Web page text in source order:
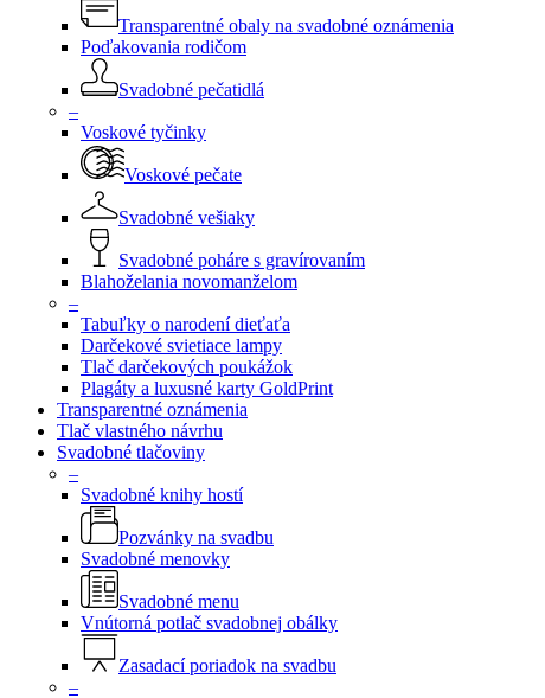
Transparentné obaly na svadobné oznámenia
Poďakovania rodičom
Svadobné pečatidlá
–
Voskové tyčinky
Voskové pečate
Svadobné vešiaky
Svadobné poháre s gravírovaním
Blahoželania novomanželom
–
Tabuľky o narodení dieťaťa
Darčekové svietiace lampy
Tlač darčekových poukážok
Plagáty a luxusné karty GoldPrint
Transparentné oznámenia
Tlač vlastného návrhu
Svadobné tlačoviny
–
Svadobné knihy hostí
Pozvánky na svadbu
Svadobné menovky
Svadobné menu
Vnútorná potlač svadobnej obálky
Zasadací poriadok na svadbu
–